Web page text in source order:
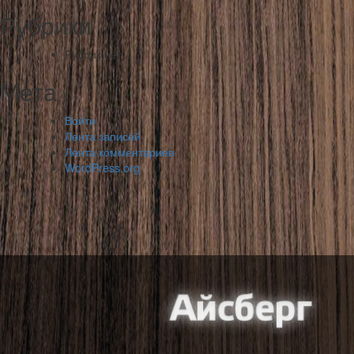
Рубрики
Рубрик нет
Мета
Войти
Лента записей
Лента комментариев
WordPress.org